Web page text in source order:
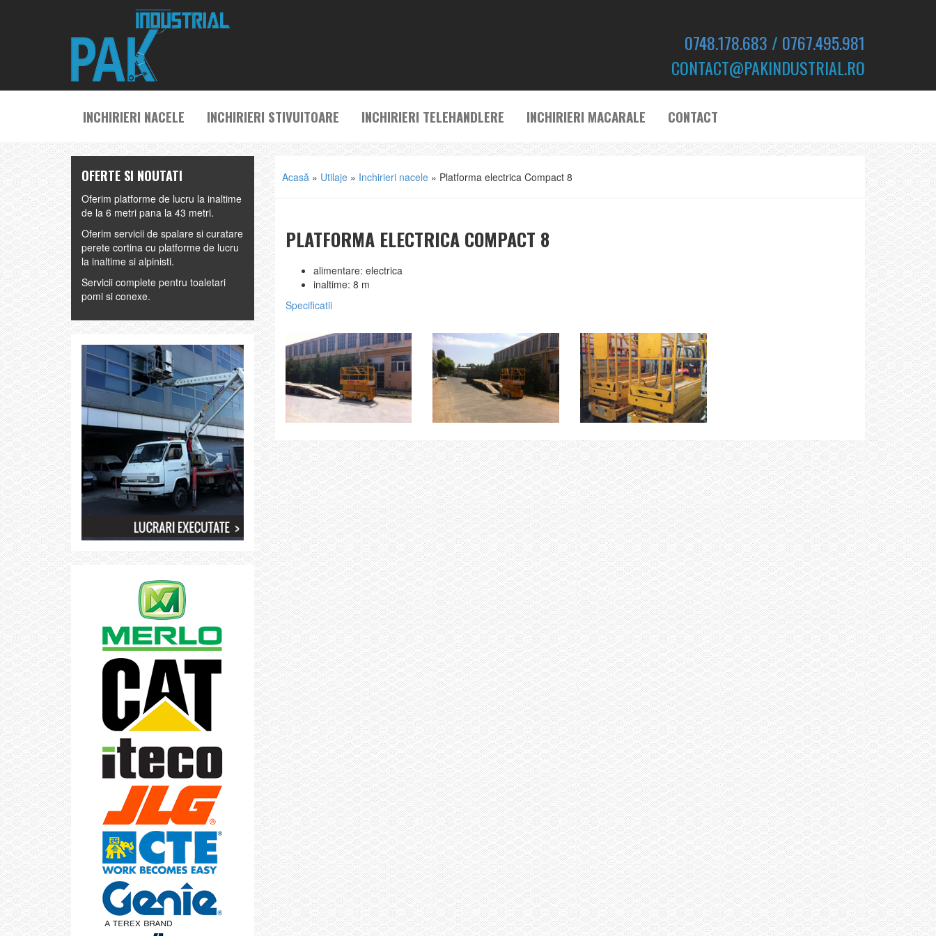
0748.178.683 / 0767.495.981
CONTACT@PAKINDUSTRIAL.RO
INCHIRIERI NACELE INCHIRIERI STIVUITOARE INCHIRIERI TELEHANDLERE INCHIRIERI MACARALE CONTACT
Acasă» Utilaje» Inchirieri nacele» Platforma electrica Compact 8
PLATFORMA ELECTRICA COMPACT 8
alimentare: electrica
inaltime: 8 m
Specificatii
OFERTE SI NOUTATI
Oferim platforme de lucru la inaltime
de la 6 metri pana la 43 metri.
Oferim servicii de spalare si curatare
perete cortina cu platforme de lucru
la inaltime si alpinisti.
Servicii complete pentru toaletari
pomi si conexe.